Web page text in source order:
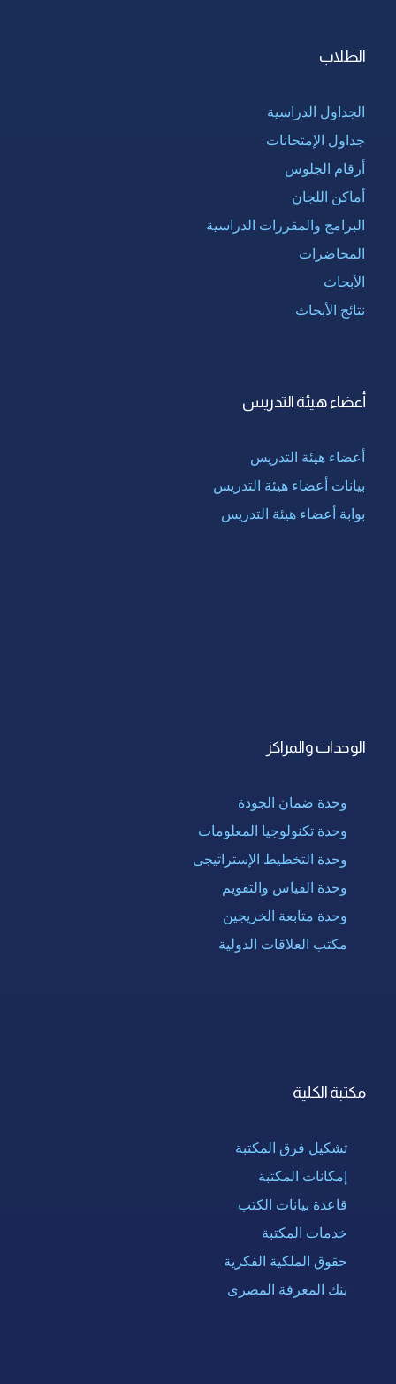
الطلاب
الجداول الدراسية
جداول الإمتحانات
أرقام الجلوس
أماكن اللجان
البرامج والمقررات الدراسية
المحاضرات
الأبحاث
نتائج الأبحاث
أعضاء هيئة التدريس
أعضاء هيئة التدريس
بيانات أعضاء هيئة التدريس
بوابة أعضاء هيئة التدريس
الوحدات والمراكز
وحدة ضمان الجودة
وحدة تكنولوجيا المعلومات
وحدة التخطيط الإستراتيجى
وحدة القياس والتقويم
وحدة متابعة الخريجين
مكتب العلاقات الدولية
مكتبة الكلية
تشكيل فرق المكتبة
إمكانات المكتبة
قاعدة بيانات الكتب
خدمات المكتبة
حقوق الملكية الفكرية
بنك المعرفة المصرى